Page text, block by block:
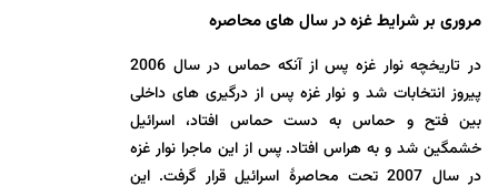
مروری بر شرایط غزه در سال های محاصره
در تاریخچه نوار غزه پس از آنکه حماس در سال 2006
پیروز انتخابات شد و نوار غزه پس از درگیری های داخلی
بین فتح و حماس به دست حماس افتاد، اسرائیل
خشمگین شد و به هراس افتاد. پس از این ماجرا نوار غزه
در سال 2007 تحت محاصرۀ اسرائیل قرار گرفت. این